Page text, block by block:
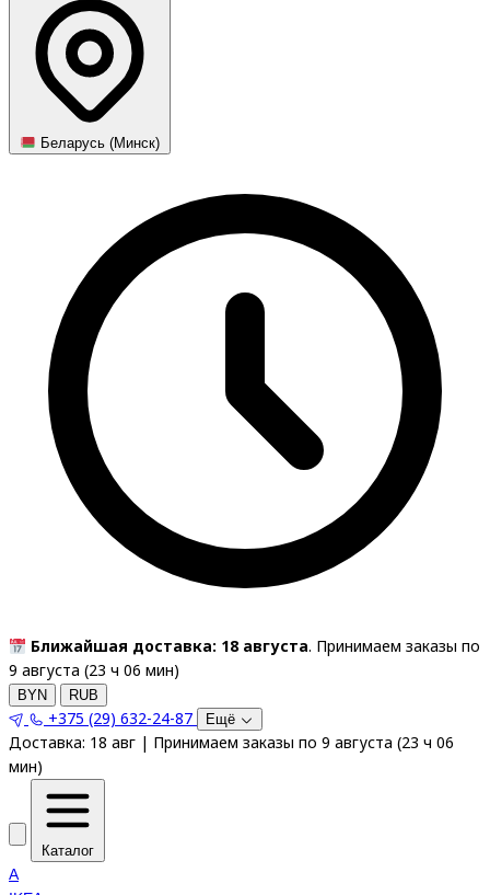
Беларусь (Минск)
Ближайшая доставка: 18 августа. Принимаем заказы по
9 августа (23 ч 06 мин)
BYN RUB
+375 (29) 632-24-87 Ещё
Доставка: 18 авг | Принимаем заказы по 9 августа (23 ч 06
мин)
Каталог
A